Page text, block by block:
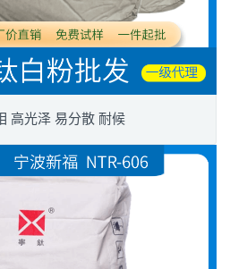
高光泽 易分散 耐候